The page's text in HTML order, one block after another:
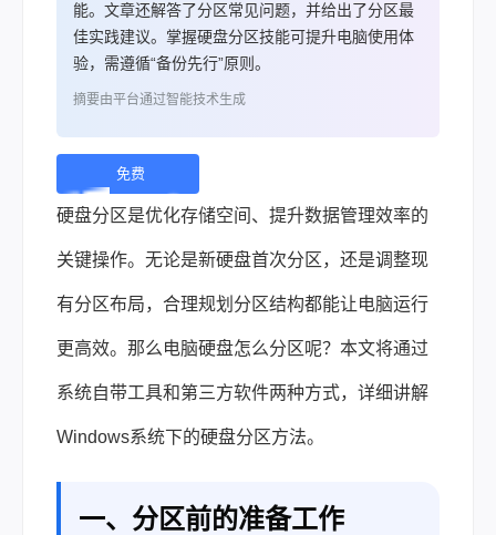
能。文章还解答了分区常见问题，并给出了分区最
佳实践建议。掌握硬盘分区技能可提升电脑使用体
验，需遵循“备份先行”原则。
摘要由平台通过智能技术生成
免费
下
载 |
硬盘分区是优化存储空间、提升数据管理效率的
关键操作。无论是新硬盘首次分区，还是调整现
有分区布局，合理规划分区结构都能让电脑运行
更高效。那么电脑硬盘怎么分区呢？本文将通过
系统自带工具和第三方软件两种方式，详细讲解
Windows系统下的硬盘分区方法。
一、分区前的准备工作